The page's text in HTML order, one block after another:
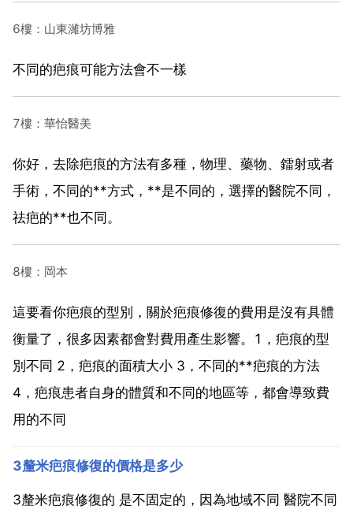
6樓：山東濰坊博雅
不同的疤痕可能方法會不一樣
7樓：華怡醫美
你好，去除疤痕的方法有多種，物理、藥物、鐳射或者
手術，不同的**方式，**是不同的，選擇的醫院不同，
祛疤的**也不同。
8樓：岡本
這要看你疤痕的型別，關於疤痕修復的費用是沒有具體
衡量了，很多因素都會對費用產生影響。1，疤痕的型
別不同 2，疤痕的面積大小 3，不同的**疤痕的方法
4，疤痕患者自身的體質和不同的地區等，都會導致費
用的不同
3釐米疤痕修復的價格是多少
3釐米疤痕修復的 是不固定的，因為地域不同 醫院不同